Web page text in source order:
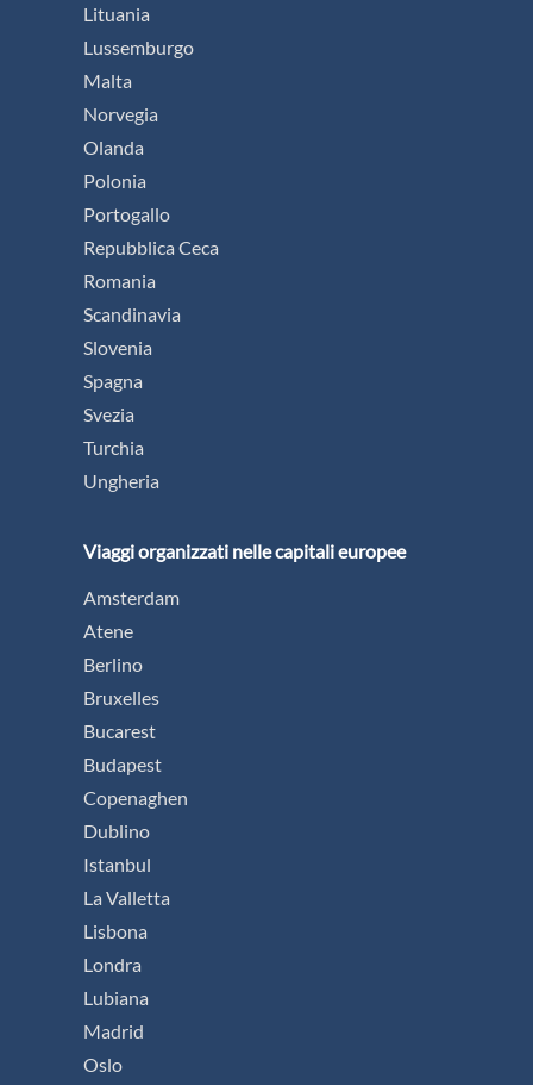
Lituania
Lussemburgo
Malta
Norvegia
Olanda
Polonia
Portogallo
Repubblica Ceca
Romania
Scandinavia
Slovenia
Spagna
Svezia
Turchia
Ungheria
Viaggi organizzati nelle capitali europee
Amsterdam
Atene
Berlino
Bruxelles
Bucarest
Budapest
Copenaghen
Dublino
Istanbul
La Valletta
Lisbona
Londra
Lubiana
Madrid
Oslo